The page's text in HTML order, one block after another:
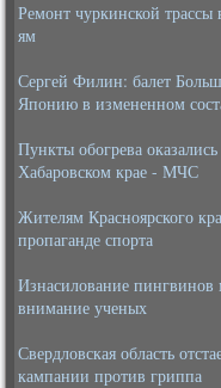
Ремонт чуркинской трассы
ям
Сергей Филин: балет
Японию в измененном
Пункты обогрева
Хабаровском крае - МЧС
Жителям Красноярского
пропаганде спорта
Изнасилование
внимание ученых
Свердловская область
кампании против гриппа